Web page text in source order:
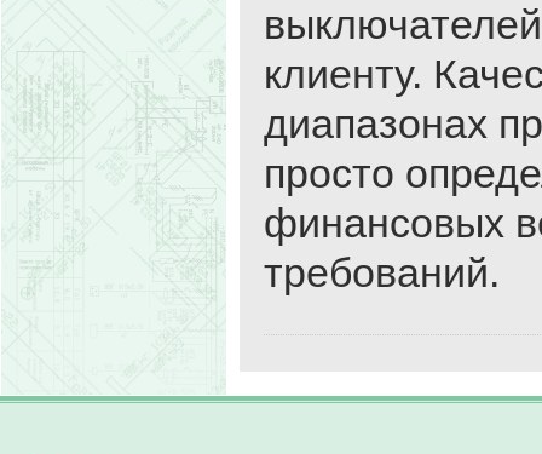
клиенту.
диапазонах
просто
финансовых
требований.